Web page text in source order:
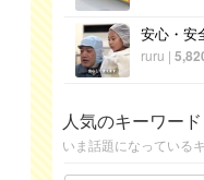
安心・安
ruru |
人気のキーワード
いま話題になっている